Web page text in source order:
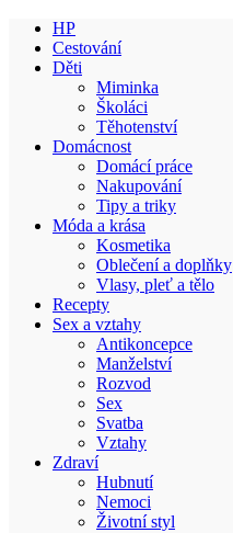
HP
Cestování
Děti
Miminka
Školáci
Těhotenství
Domácnost
Domácí práce
Nakupování
Tipy a triky
Móda a krása
Kosmetika
Oblečení a doplňky
Vlasy, pleť a tělo
Recepty
Sex a vztahy
Antikoncepce
Manželství
Rozvod
Sex
Svatba
Vztahy
Zdraví
Hubnutí
Nemoci
Životní styl